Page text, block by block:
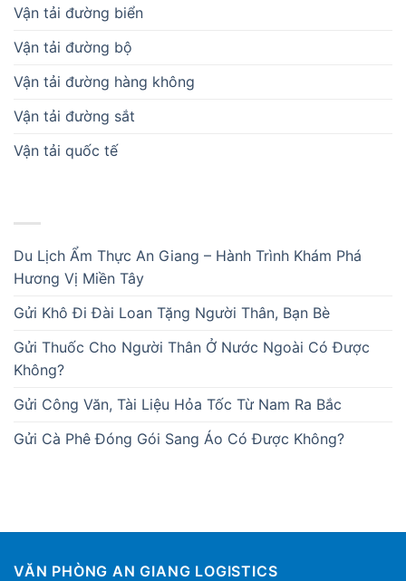
Vận tải đường biển
Vận tải đường bộ
Vận tải đường hàng không
Vận tải đường sắt
Vận tải quốc tế
Du Lịch Ẩm Thực An Giang – Hành Trình Khám Phá
Hương Vị Miền Tây
Gửi Khô Đi Đài Loan Tặng Người Thân, Bạn Bè
Gửi Thuốc Cho Người Thân Ở Nước Ngoài Có Được
Không?
Gửi Công Văn, Tài Liệu Hỏa Tốc Từ Nam Ra Bắc
Gửi Cà Phê Đóng Gói Sang Áo Có Được Không?
VĂN PHÒNG AN GIANG LOGISTICS